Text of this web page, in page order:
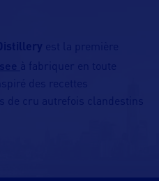
est la première
à fabriquer en toute
des recettes
de cru autrefois clandestins